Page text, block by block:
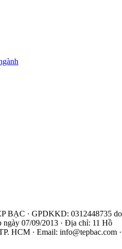
BẠC · GPDKKD: 0312448735 do
07/09/2013 · Địa chỉ: 11 Hồ
HCM · Email: info@tepbac.com ·